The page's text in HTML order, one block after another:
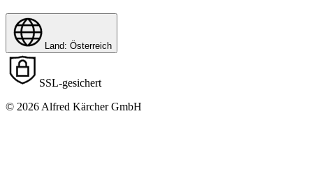
Land: Österreich
SSL-gesichert
© 2026 Alfred Kärcher GmbH